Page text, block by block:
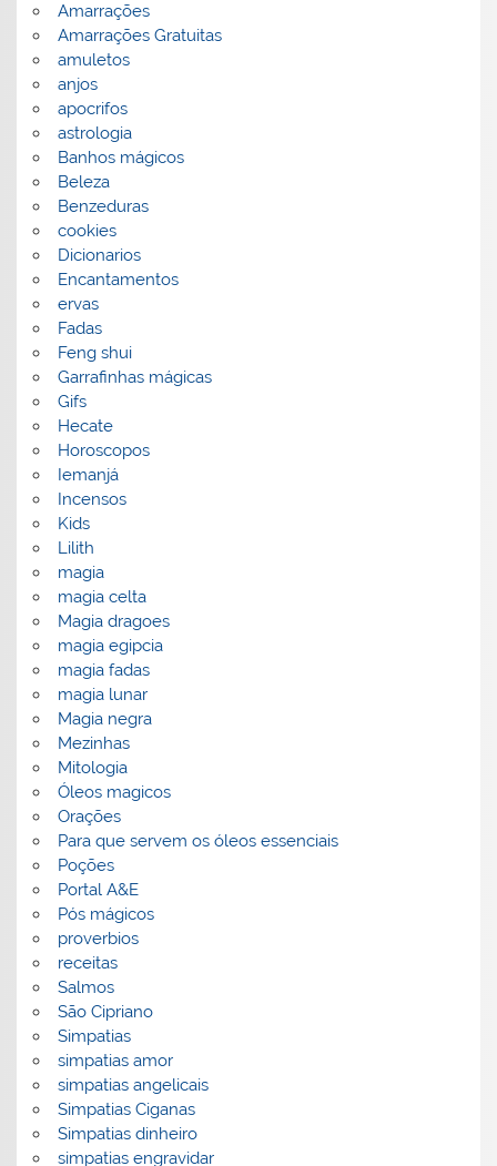
Amarrações
Amarrações Gratuitas
amuletos
anjos
apocrifos
astrologia
Banhos mágicos
Beleza
Benzeduras
cookies
Dicionarios
Encantamentos
ervas
Fadas
Feng shui
Garrafinhas mágicas
Gifs
Hecate
Horoscopos
Iemanjá
Incensos
Kids
Lilith
magia
magia celta
Magia dragoes
magia egipcia
magia fadas
magia lunar
Magia negra
Mezinhas
Mitologia
Óleos magicos
Orações
Para que servem os óleos essenciais
Poções
Portal A&E
Pós mágicos
proverbios
receitas
Salmos
São Cipriano
Simpatias
simpatias amor
simpatias angelicais
Simpatias Ciganas
Simpatias dinheiro
simpatias engravidar